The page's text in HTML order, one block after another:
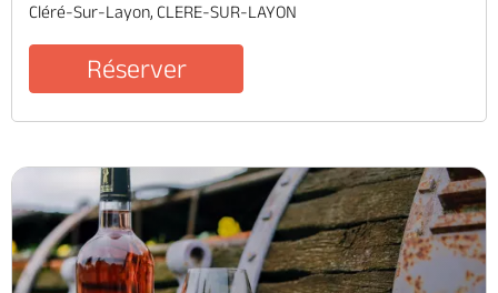
Cléré-Sur-Layon, CLERE-SUR-LAYON
Réserver